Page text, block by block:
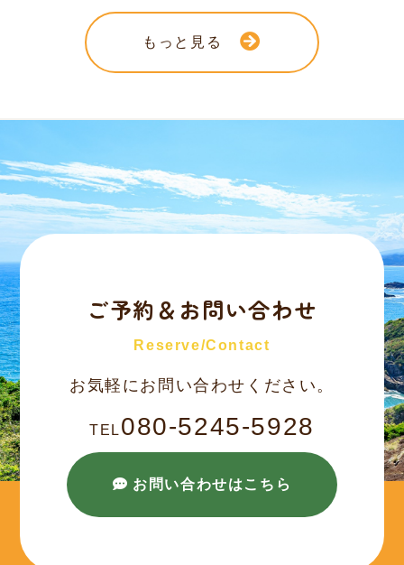
もっと見る
ご予約＆お問い合わせ
Reserve/Contact
お気軽にお問い合わせください。
TEL 080-5245-5928
お問い合わせはこちら